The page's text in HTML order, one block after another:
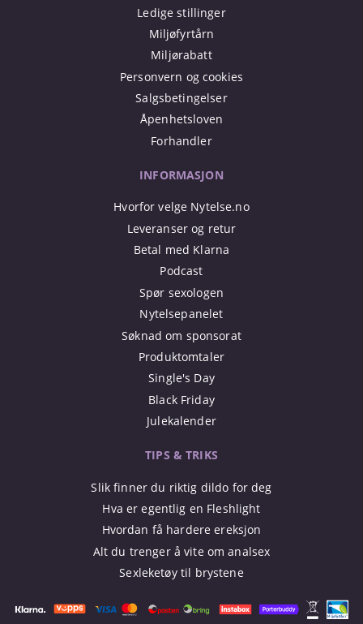
Ledige stillinger
Miljøfyrtårn
Miljørabatt
Personvern og cookies
Salgsbetingelser
Åpenhetsloven
Forhandler
INFORMASJON
Hvorfor velge Nytelse.no
Leveranser og retur
Betal med Klarna
Podcast
Spør sexologen
Nytelsepanelet
Søknad om sponsorat
Produktomtaler
Single's Day
Black Friday
Julekalender
TIPS & TRIKS
Slik finner du riktig dildo for deg
Hva er egentlig en Fleshlight
Hvordan få hardere ereksjon
Alt du trenger å vite om analsex
Sexleketøy til brystene